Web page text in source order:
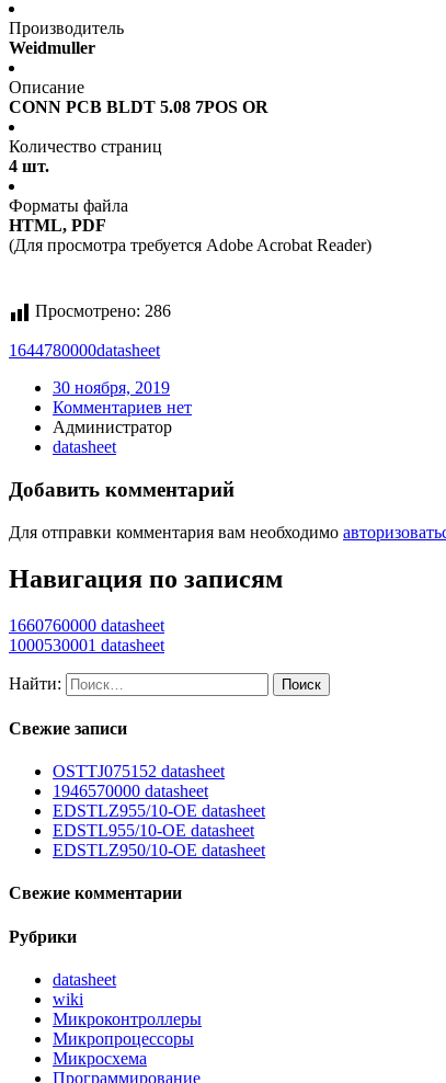
Производитель
Weidmuller
Описание
CONN PCB BLDT 5.08 7POS OR
Количество страниц
4 шт.
Форматы файла
HTML, PDF
(Для просмотра требуется Adobe Acrobat Reader)
Просмотрено: 286
1644780000datasheet
30 ноября, 2019
Комментариев нет
Администратор
datasheet
Добавить комментарий
Для отправки комментария вам необходимо
Навигация по записям
1660760000 datasheet
1000530001 datasheet
Найти:
Свежие записи
OSTTJ075152 datasheet
1946570000 datasheet
EDSTLZ955/10-OE datasheet
EDSTL955/10-OE datasheet
EDSTLZ950/10-OE datasheet
Свежие комментарии
Рубрики
datasheet
wiki
Микроконтроллеры
Микропроцессоры
Микросхема
Программирование